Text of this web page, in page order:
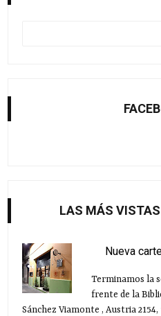
LAS MÁS
Nueva
Terminamos la
frente de la
Sánchez Viamonte , Austria 2154,